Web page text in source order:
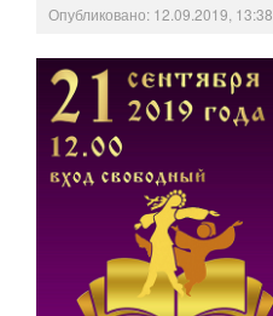
Опубликовано: 12.09.2019, 13:38